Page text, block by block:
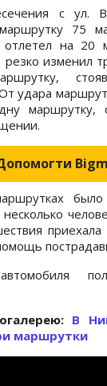
с ул.
75
на 20
резко изменил
удара
приехала
В
маршрутки